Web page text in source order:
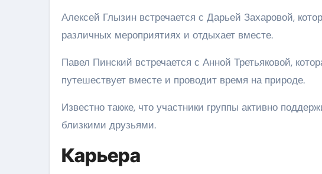
Алексей Глызин встречается с Дарьей Захаровой,
различных мероприятиях и отдыхает вместе.
Павел Пинский встречается с Анной Третьяковой,
путешествует вместе и проводит время на природе.
Известно также, что участники группы активно
близкими друзьями.
Карьера